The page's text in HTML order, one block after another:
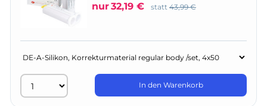
nur32,19 € statt 43,99 €
In den Warenkorb